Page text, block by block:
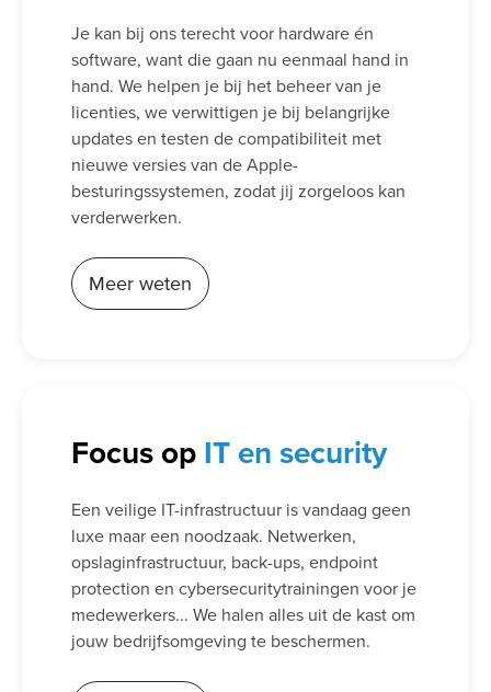
Je kan bij ons terecht voor hardware én
software, want die gaan nu eenmaal hand in
hand. We helpen je bij het beheer van je
licenties, we verwittigen je bij belangrijke
updates en testen de compatibiliteit met
nieuwe versies van de Apple-
besturingssystemen, zodat jij zorgeloos kan
verderwerken.
Meer weten
Focus opIT en security
Een veilige IT-infrastructuur is vandaag geen
luxe maar een noodzaak. Netwerken,
opslaginfrastructuur, back-ups, endpoint
protection en cybersecuritytrainingen voor je
medewerkers... We halen alles uit de kast om
jouw bedrijfsomgeving te beschermen.